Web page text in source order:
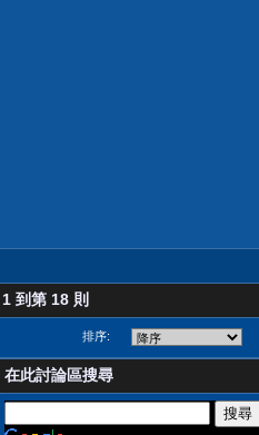
到第 18 則
排序:
在此討論區搜尋